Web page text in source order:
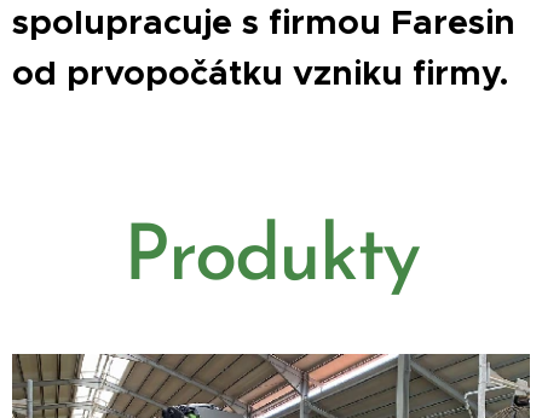
spolupracuje s firmou Faresin
od prvopočátku vzniku firmy.
Produkty